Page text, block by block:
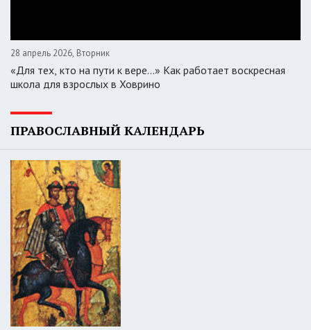
28 апрель 2026, Вторник
«Для тех, кто на пути к вере...» Как работает воскресная
школа для взрослых в Ховрино
ПРАВОСЛАВНЫЙ КАЛЕНДАРЬ